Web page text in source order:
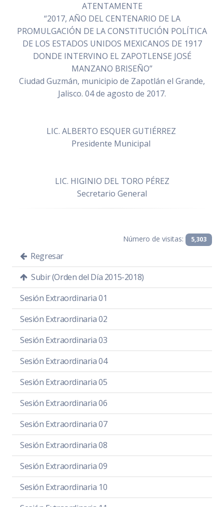
ATENTAMENTE
“2017, AÑO DEL CENTENARIO DE LA
PROMULGACIÓN DE LA CONSTITUCIÓN POLÍTICA
DE LOS ESTADOS UNIDOS MEXICANOS DE 1917
DONDE INTERVINO EL ZAPOTLENSE JOSÉ
MANZANO BRISEÑO”
Ciudad Guzmán, municipio de Zapotlán el Grande,
Jalisco. 04 de agosto de 2017.
LIC. ALBERTO ESQUER GUTIÉRREZ
Presidente Municipal
LIC. HIGINIO DEL TORO PÉREZ
Secretario General
Número de visitas: 5,303
Regresar
Subir (Orden del Día 2015-2018)
Sesión Extraordinaria 01
Sesión Extraordinaria 02
Sesión Extraordinaria 03
Sesión Extraordinaria 04
Sesión Extraordinaria 05
Sesión Extraordinaria 06
Sesión Extraordinaria 07
Sesión Extraordinaria 08
Sesión Extraordinaria 09
Sesión Extraordinaria 10